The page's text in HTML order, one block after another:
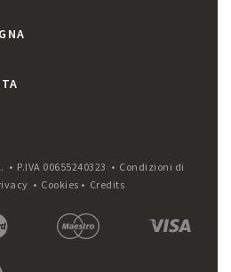
• P.IVA 00655240323 • Condizioni di
• Cookies • Credits